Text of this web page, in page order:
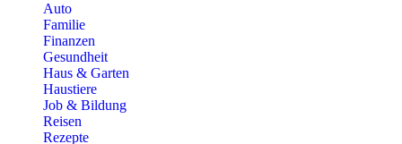
Auto
Familie
Finanzen
Gesundheit
Haus & Garten
Haustiere
Job & Bildung
Reisen
Rezepte